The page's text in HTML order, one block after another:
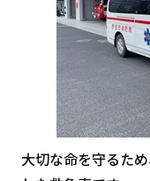
大切な命を守るた